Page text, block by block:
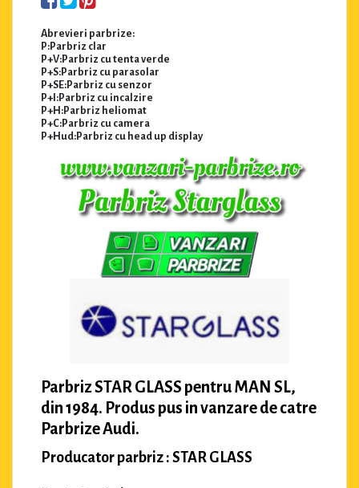
Abrevieri parbrize:
P:Parbriz clar
P+V:Parbriz cu tenta verde
P+S:Parbriz cu parasolar
P+SE:Parbriz cu senzor
P+I:Parbriz cu incalzire
P+H:Parbriz heliomat
P+C:Parbriz cu camera
P+Hud:Parbriz cu head up display
Parbriz STAR GLASS pentru MAN SL,
din 1984. Produs pus in vanzare de catre
Parbrize Audi.
Producator parbriz : STAR GLASS